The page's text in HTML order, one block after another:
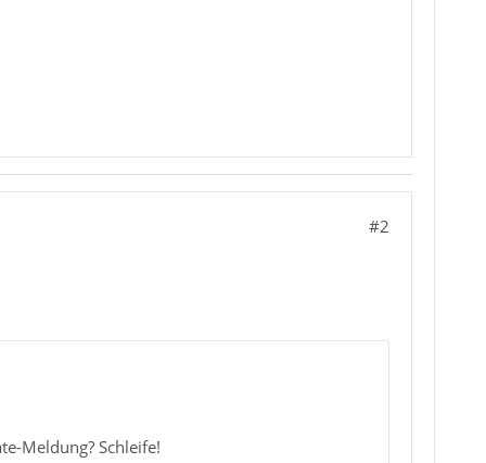
#2
Meldung? Schleife!